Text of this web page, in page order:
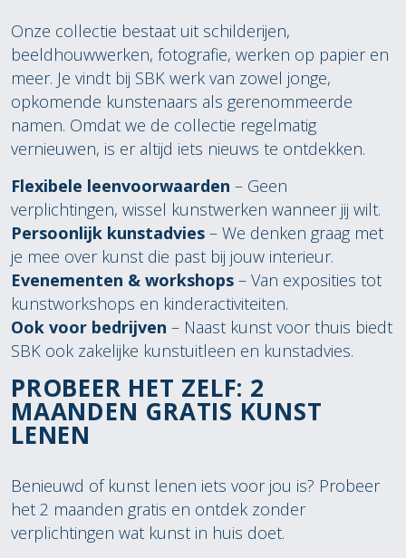
Onze collectie bestaat uit schilderijen,
beeldhouwwerken, fotografie, werken op papier en
meer. Je vindt bij SBK werk van zowel jonge,
opkomende kunstenaars als gerenommeerde
namen. Omdat we de collectie regelmatig
vernieuwen, is er altijd iets nieuws te ontdekken.
Flexibele leenvoorwaarden – Geen
verplichtingen, wissel kunstwerken wanneer jij wilt.
Persoonlijk kunstadvies – We denken graag met
je mee over kunst die past bij jouw interieur.
Evenementen & workshops – Van exposities tot
kunstworkshops en kinderactiviteiten.
Ook voor bedrijven – Naast kunst voor thuis biedt
SBK ook zakelijke kunstuitleen en kunstadvies.
PROBEER HET ZELF: 2
MAANDEN GRATIS KUNST
LENEN
Benieuwd of kunst lenen iets voor jou is? Probeer
het 2 maanden gratis en ontdek zonder
verplichtingen wat kunst in huis doet.